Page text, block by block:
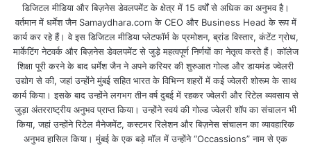
बिहार बोर्ड के 10वीं के छात्र अपना रिजल्ट ( bihar board
10th result 2020 release date)जानने को आतुर है।
ऐसे में छात्र आएं दिन अफवाहों का शिकार होते रहते है।
लेकिनसमयधारापर आपकोबिहार बोर्ड 10वीं के रिजल्टसे जुड़ी
डिजिटल मीडिया और बिज़नेस डेवलपमेंट के क्षेत्र में 15 वर्षों से अधिक का अनुभव है।
वर्तमान में धर्मेश जैन Samaydhara.com के CEO और Business Head के रूप में
कार्य कर रहे हैं। वे इस डिजिटल मीडिया प्लेटफॉर्म के प्रमोशन, ब्रांड विस्तार, कंटेंट ग्रोथ,
मार्केटिंग नेटवर्क और बिज़नेस डेवलपमेंट से जुड़े महत्वपूर्ण निर्णयों का नेतृत्व करते हैं। कॉलेज
शिक्षा पूरी करने के बाद धर्मेश जैन ने अपने करियर की शुरुआत गोल्ड और डायमंड ज्वेलरी
उद्योग से की, जहां उन्होंने मुंबई सहित भारत के विभिन्न शहरों में कई ज्वेलरी शोरूम के साथ
कार्य किया। इसके बाद उन्होंने लगभग तीन वर्ष दुबई में रहकर ज्वेलरी और रिटेल व्यवसाय से
जुड़ा अंतरराष्ट्रीय अनुभव प्राप्त किया। उन्होंने स्वयं की गोल्ड ज्वेलरी शॉप का संचालन भी
किया, जहां उन्होंने रिटेल मैनेजमेंट, कस्टमर रिलेशन और बिज़नेस संचालन का व्यावहारिक
अनुभव हासिल किया। मुंबई के एक बड़े मॉल में उन्होंने “Occassions” नाम से एक